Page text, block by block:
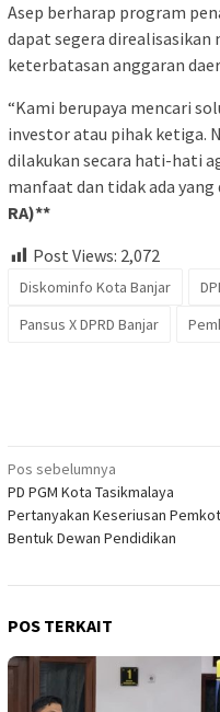
Asep berharap program
dapat segera direalisasikan
keterbatasan anggaran
“Kami berupaya mencari
investor atau pihak ketiga.
dilakukan secara hati-hati
manfaat dan tidak ada yang
RA)**
Post Views: 2,072
Diskominfo Kota Banjar
Pansus X DPRD Banjar
Navigasi
pos
Pos sebelumnya
PD PGM Kota Tasikmalaya
Pertanyakan Keseriusan Pemkot
Bentuk Dewan Pendidikan
POS TERKAIT